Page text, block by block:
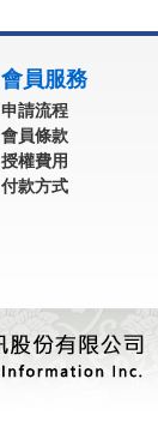
會員服務
申請流程
會員條款
授權費用
付款方式